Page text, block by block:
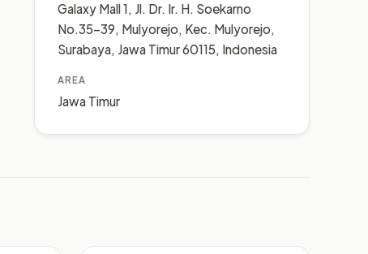
Galaxy Mall 1, Jl. Dr. Ir. H. Soekarno
No.35-39, Mulyorejo, Kec. Mulyorejo,
Surabaya, Jawa Timur 60115, Indonesia
AREA
Jawa Timur